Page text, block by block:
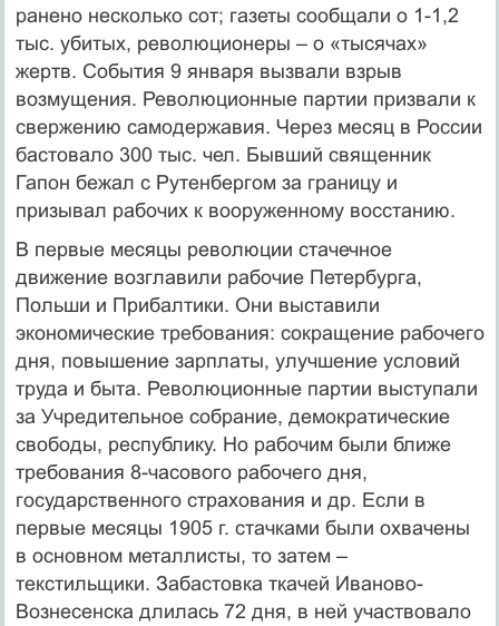
ранено несколько сот; газеты сообщали о 1-1,2
тыс. убитых, революционеры – о «тысячах»
жертв. События 9 января вызвали взрыв
возмущения. Революционные партии призвали к
свержению самодержавия. Через месяц в России
бастовало 300 тыс. чел. Бывший священник
Гапон бежал с Рутенбергом за границу и
призывал рабочих к вооруженному восстанию.
В первые месяцы революции стачечное
движение возглавили рабочие Петербурга,
Польши и Прибалтики. Они выставили
экономические требования: сокращение рабочего
дня, повышение зарплаты, улучшение условий
труда и быта. Революционные партии выступали
за Учредительное собрание, демократические
свободы, республику. Но рабочим были ближе
требования 8-часового рабочего дня,
государственного страхования и др. Если в
первые месяцы 1905 г. стачками были охвачены
в основном металлисты, то затем –
текстильщики. Забастовка ткачей Иваново-
Вознесенска длилась 72 дня, в ней участвовало